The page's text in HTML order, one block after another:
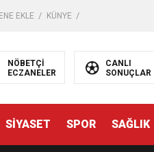
EKLE KÜNYE
NÖBETÇİ
ECZANELER
CANLI
SONUÇLAR
SİYASET SPOR SAĞLIK